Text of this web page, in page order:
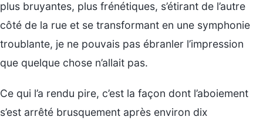
plus bruyantes, plus frénétiques, s’étirant de l’autre
côté de la rue et se transformant en une symphonie
troublante, je ne pouvais pas ébranler l’impression
que quelque chose n’allait pas.
Ce qui l’a rendu pire, c’est la façon dont l’aboiement
s’est arrêté brusquement après environ dix